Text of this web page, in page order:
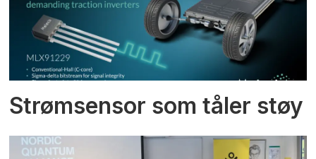
Strømsensor som tåler støy